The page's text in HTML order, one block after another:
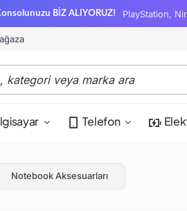
BİZ ALIYORUZ! PlayStation,
Telefon
Notebook Aksesuarları